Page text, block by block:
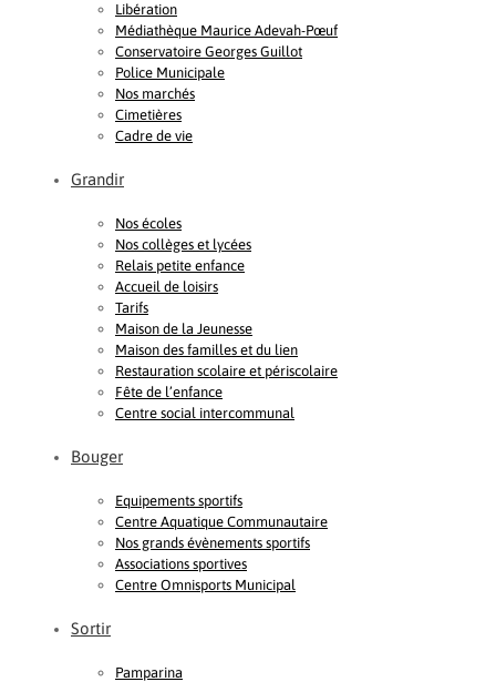
Libération
Médiathèque Maurice Adevah-Pœuf
Conservatoire Georges Guillot
Police Municipale
Nos marchés
Cimetières
Cadre de vie
Grandir
Nos écoles
Nos collèges et lycées
Relais petite enfance
Accueil de loisirs
Tarifs
Maison de la Jeunesse
Maison des familles et du lien
Restauration scolaire et périscolaire
Fête de l’enfance
Centre social intercommunal
Bouger
Equipements sportifs
Centre Aquatique Communautaire
Nos grands évènements sportifs
Associations sportives
Centre Omnisports Municipal
Sortir
Pamparina